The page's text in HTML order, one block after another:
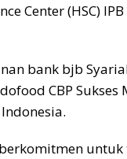
Center (HSC)
bank bjb
CBP